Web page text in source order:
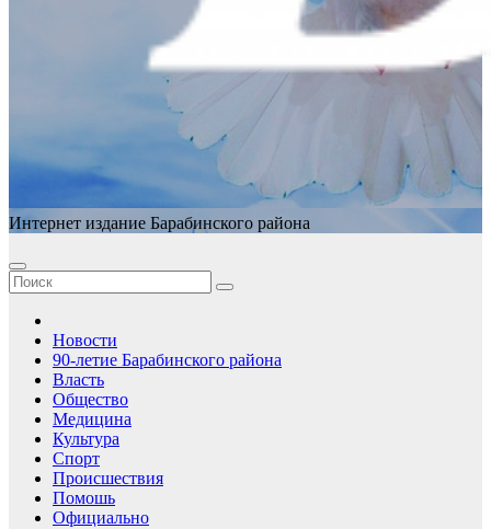
Интернет издание Барабинского района
Новости
90-летие Барабинского района
Власть
Общество
Медицина
Культура
Спорт
Происшествия
Помошь
Официально